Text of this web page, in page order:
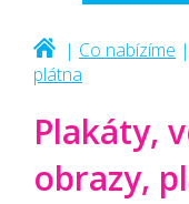
| Co nabízíme |
plátna
Plakáty,
obrazy,